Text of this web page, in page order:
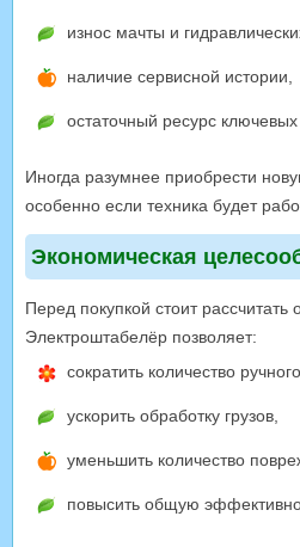
износ мачты и
наличие сервисной истории,
остаточный ресурс
Иногда разумнее приобрести
особенно если техника будет
Экономическая
Перед покупкой стоит рассчитать
Электроштабелёр позволяет:
сократить количество
ускорить обработку грузов,
уменьшить количество
повысить общую